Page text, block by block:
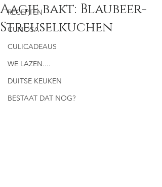
RECEPTEN
CURIOSA
CULICADEAUS
WE LAZEN....
DUITSE KEUKEN
BESTAAT DAT NOG?
Aagje bakt: Blaubeer-
Streuselkuchen